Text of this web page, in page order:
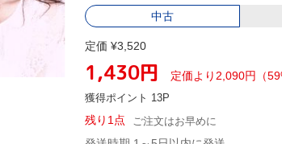
中古
定価 ¥3,520
1,430円 定価より2,090円（
獲得ポイント 13P
残り1点 ご注文はお早めに